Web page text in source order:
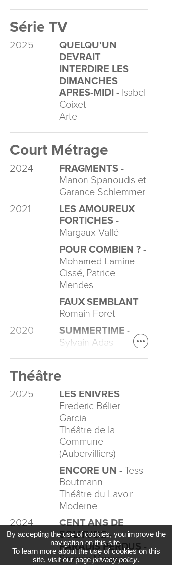
Série TV
2025
QUELQU'UN
DEVRAIT
INTERDIRE LES
DIMANCHES
APRES-MIDI - Isabel
Coixet
Arte
Court Métrage
2024 FRAGMENTS -
Manon Spanoudis et
Garance Schlemmer
2021
LES AMOUREUX
FORTICHES -
Margaux Vallé
POUR COMBIEN ? -
Mohamed Lamine
Cissé, Patrice
Mendes
FAUX SEMBLANT -
Romain Foret
2020
SUMMERTIME -
Sylvain Adas
Théâtre
2025 LES ENIVRES -
Frederic Bélier
Garcia
Théâtre de la
Commune
(Aubervilliers)
ENCORE UN - Tess
Boutmann
Théâtre du Lavoir
Moderne
2024
CENT ANS DE
SOLITUDE -
PARADIS PERDUS-
Savério Moreau
By accepting the use of cookies, you improve the
navigation on this site.
To learn more about the use of cookies on this
site, visit our page privacy policy.